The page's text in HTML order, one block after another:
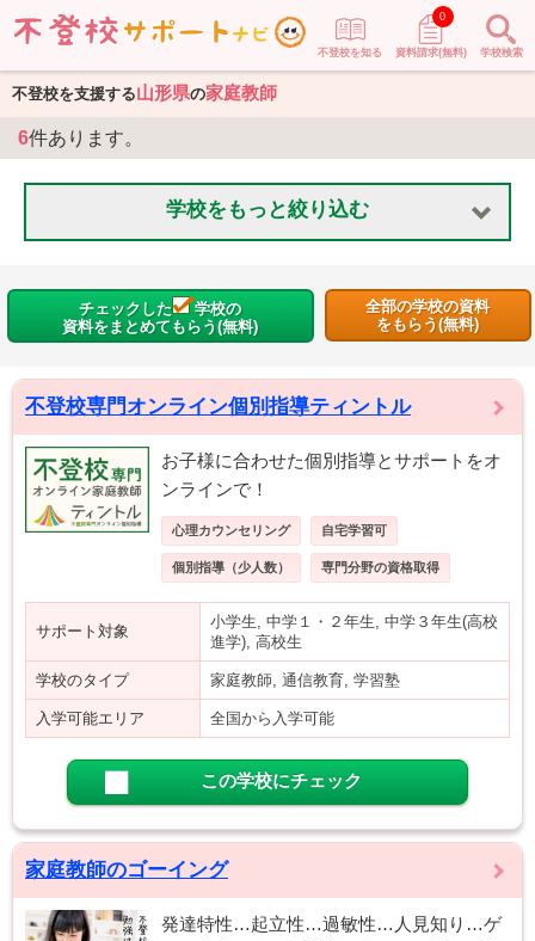
不登校を知る 資料請求(無料)
0
学校検索
不登校を支援する山形県の家庭教師
6件あります。
学校をもっと絞り込む
チェックした
学校の
資料をまとめてもらう(無料)
全部の学校の資料
をもらう(無料)
不登校専門オンライン個別指導ティントル
お子様に合わせた個別指導とサポートをオ
ンラインで！
心理カウンセリング 自宅学習可
個別指導（少人数） 専門分野の資格取得
サポート対象
小学生, 中学１・２年生, 中学３年生(高校
進学), 高校生
学校のタイプ 家庭教師, 通信教育, 学習塾
入学可能エリア 全国から入学可能
この学校にチェック
家庭教師のゴーイング
発達特性…起立性…過敏性…人見知り…ゲ